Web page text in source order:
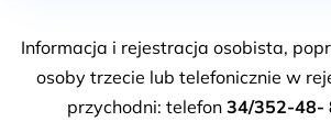
Informacja i rejestracja osobista,
osoby trzecie lub telefonicznie w
przychodni: telefon 34/352-48-